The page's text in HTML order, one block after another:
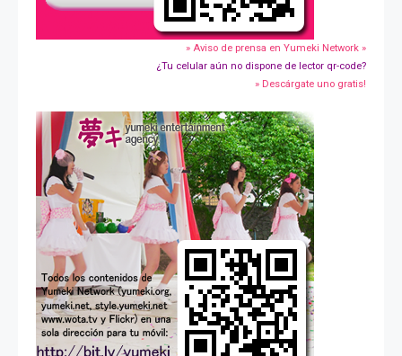
» Aviso de prensa en Yumeki Network »
¿Tu celular aún no dispone de lector qr-code?
» Descárgate uno gratis!